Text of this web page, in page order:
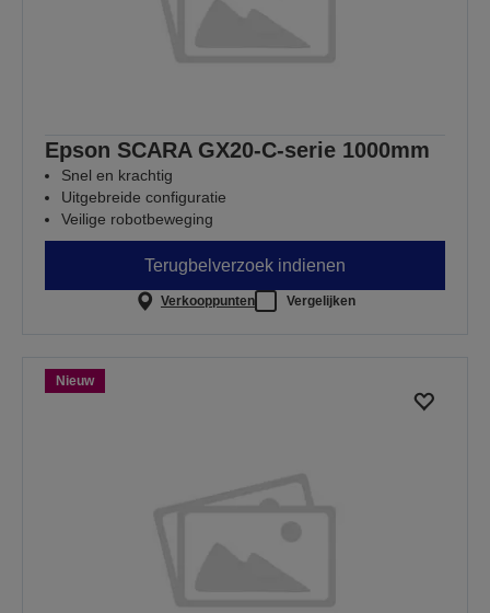
Epson SCARA GX20-C-serie 1000mm
Snel en krachtig
Uitgebreide configuratie
Veilige robotbeweging
Terugbelverzoek indienen
Verkooppunten Vergelijken
Nieuw